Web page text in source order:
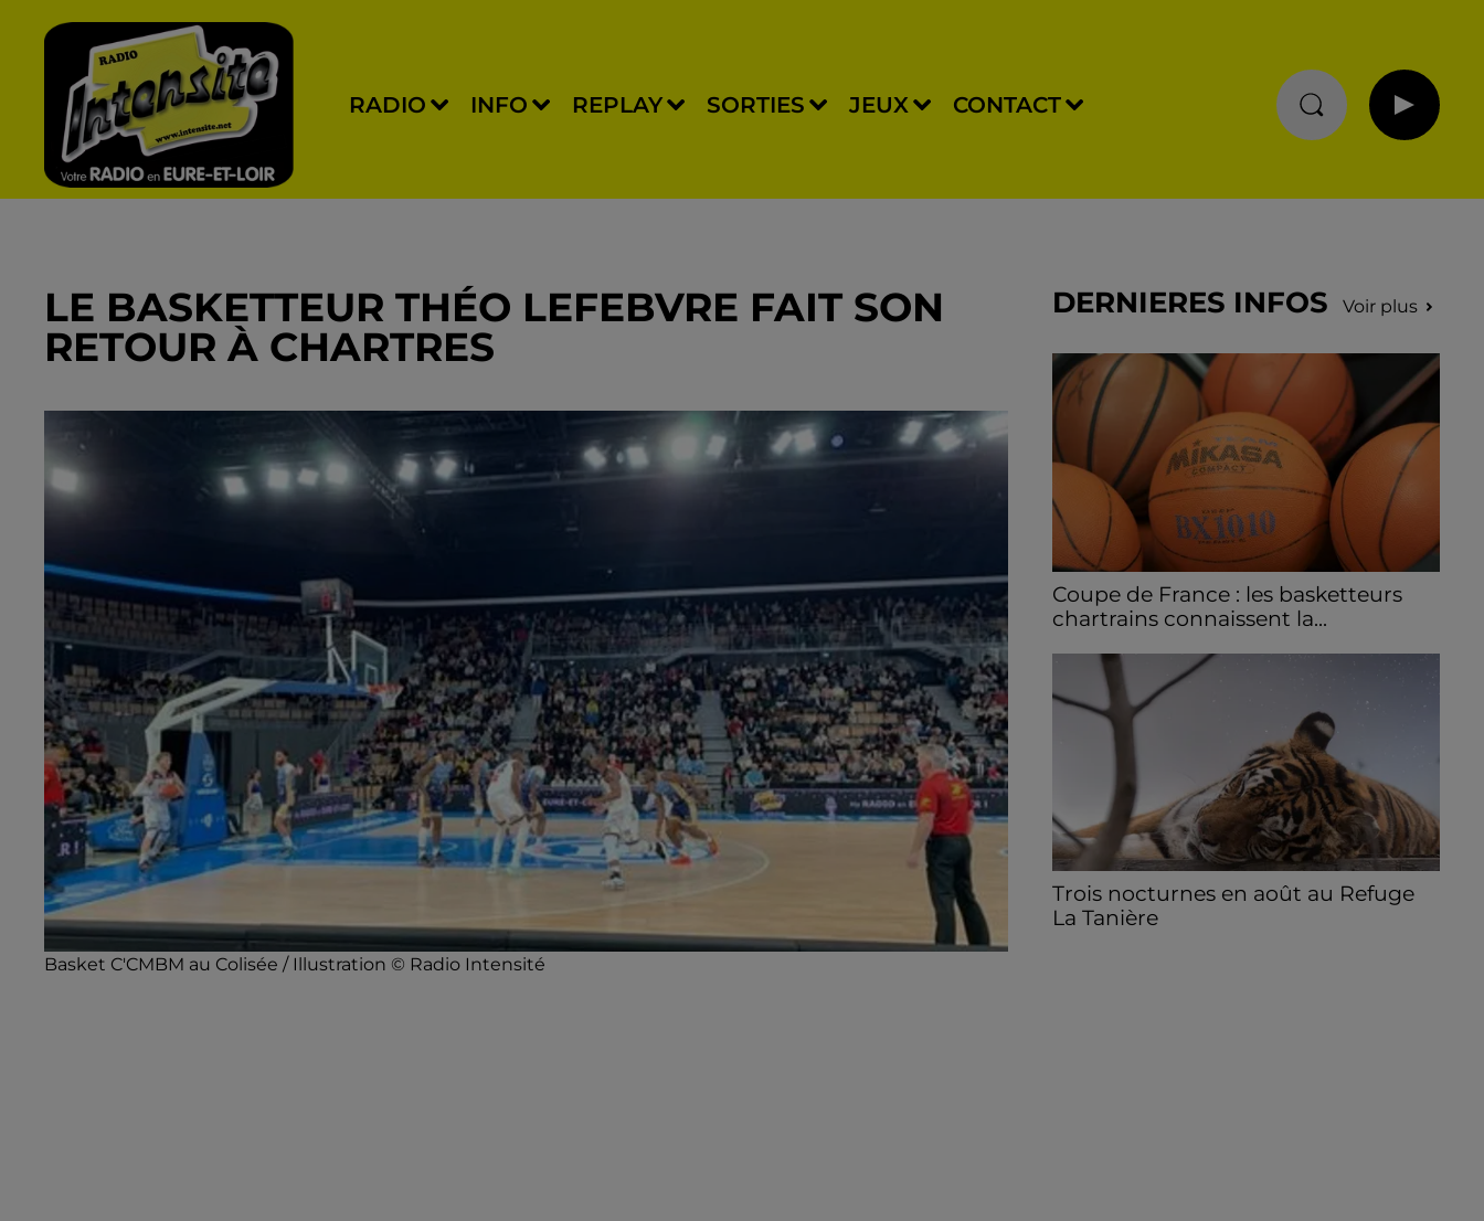
RADIO INFO REPLAY SORTIES JEUX CONTACT
LE BASKETTEUR THÉO LEFEBVRE FAIT SON
RETOUR À CHARTRES
Basket C'CMBM au Colisée / Illustration © Radio Intensité
DERNIERES INFOS Voir plus
Coupe de France : les basketteurs
chartrains connaissent la...
région Centre à l'occasion des 32es de finale
de la Coupe de France.
Trois nocturnes en août au Refuge
La Tanière